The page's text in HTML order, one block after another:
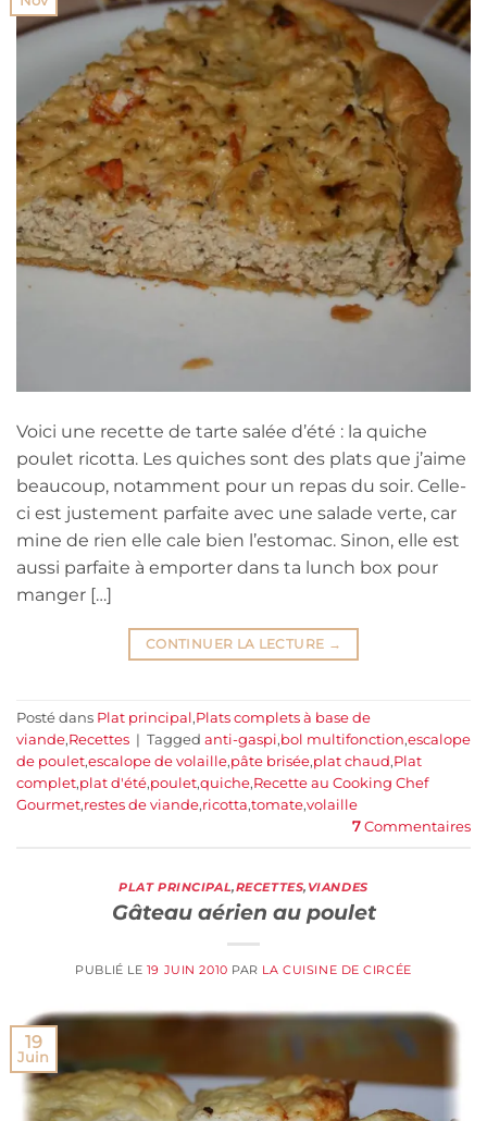
Voici une recette de tarte salée d’été : la quiche
poulet ricotta. Les quiches sont des plats que j’aime
beaucoup, notamment pour un repas du soir. Celle-
ci est justement parfaite avec une salade verte, car
mine de rien elle cale bien l’estomac. Sinon, elle est
aussi parfaite à emporter dans ta lunch box pour
manger […]
CONTINUER LA LECTURE →
Posté dans Plat principal ,Plats complets à base de
viande,Recettes | Tagged anti-gaspi,bol multifonction,escalope
de poulet,escalope de volaille,pâte brisée,plat chaud,Plat
complet,plat d'été,poulet,quiche,Recette au Cooking Chef
Gourmet,restes de viande,ricotta,tomate,volaille
7 Commentaires
PLAT PRINCIPAL,RECETTES, VIANDES
Gâteau aérien au poulet
PUBLIÉ LE 19 JUIN 2010 PAR LA CUISINE DE CIRCÉE
19
Juin